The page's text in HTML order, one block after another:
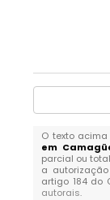
O texto acima
em
parcial ou
a
artigo 184 do
autorais.